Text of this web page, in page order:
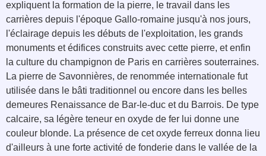
expliquent la formation de la pierre, le travail dans les
carrières depuis l'époque Gallo-romaine jusqu'à nos jours,
l'éclairage depuis les débuts de l'exploitation, les grands
monuments et édifices construits avec cette pierre, et enfin
la culture du champignon de Paris en carrières souterraines.
La pierre de Savonnières, de renommée internationale fut
utilisée dans le bâti traditionnel ou encore dans les belles
demeures Renaissance de Bar-le-duc et du Barrois. De type
calcaire, sa légère teneur en oxyde de fer lui donne une
couleur blonde. La présence de cet oxyde ferreux donna lieu
d'ailleurs à une forte activité de fonderie dans le vallée de la